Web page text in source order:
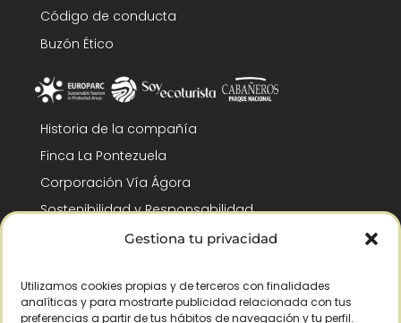
Gestiona tu privacidad
Utilizamos cookies propias y de terceros con finalidades
analíticas y para mostrarte publicidad relacionada con tus
preferencias a partir de tus hábitos de navegación y tu perfil.
Código de conducta
Buzón Ético
Historia de la compañía
Finca La Pontezuela
Corporación Vía Ágora
Sostenibilidad y Responsabilidad
RSC y Fundación Gómez-Pintado
Reconocimientos